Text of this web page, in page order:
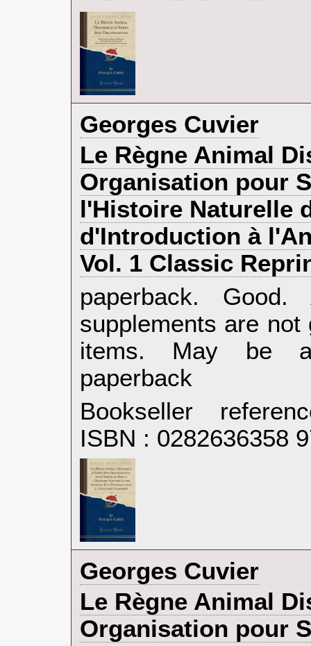
‎Georges Cuvier‎
‎Le Règne Animal
Organisation pour
l'Histoire Naturelle
d'Introduction à
Vol. 1 Classic
‎paperback.
supplements are
items. May be
paperback‎
Bookseller
ISBN : 0282636358
‎Georges Cuvier‎
‎Le Règne Animal
Organisation pour